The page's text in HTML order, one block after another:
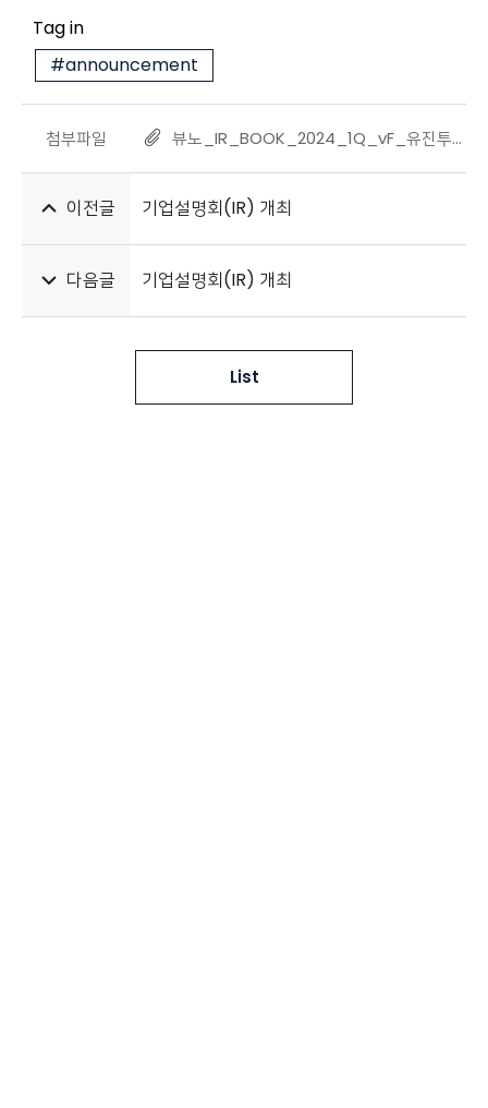
Tag in
#announcement
첨부파일 뷰노_IR_BOOK_2024_1Q_vF_유진투자증권.pdf
이전글 기업설명회(IR) 개최
다음글 기업설명회(IR) 개최
List